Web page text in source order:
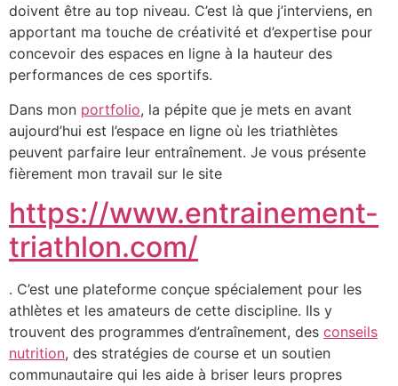
doivent être au top niveau. C’est là que j’interviens, en
apportant ma touche de créativité et d’expertise pour
concevoir des espaces en ligne à la hauteur des
performances de ces sportifs.
Dans mon portfolio, la pépite que je mets en avant
aujourd’hui est l’espace en ligne où les triathlètes
peuvent parfaire leur entraînement. Je vous présente
fièrement mon travail sur le site
https://www.entrainement-
triathlon.com/
. C’est une plateforme conçue spécialement pour les
athlètes et les amateurs de cette discipline. Ils y
trouvent des programmes d’entraînement, des conseils
nutrition, des stratégies de course et un soutien
communautaire qui les aide à briser leurs propres